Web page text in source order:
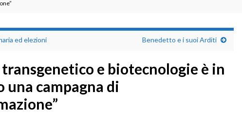
ed elezioni Benedetto e i suoi Arditi
transgenetico e biotecnologie è in
una campagna di